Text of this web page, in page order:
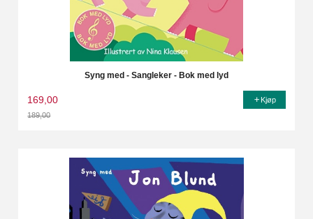
Syng med - Sangleker - Bok med lyd
169,00
189,00
Kjøp